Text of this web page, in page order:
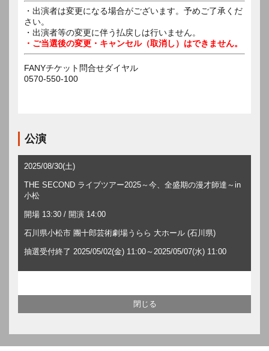
・出演者は変更になる場合がございます。予めご了承くだ
さい。
・出演者等の変更に伴う払戻しは行いません。
・ご当選後の変更・キャンセル（取消し）はできません。
FANYチケット問合せダイヤル
0570-550-100
公演
2025/08/30(土)
THE SECOND ライブツアー2025～今、全盛期の漫才師達～in
小松
開場 13:30 / 開演 14:00
石川県小松市 團十郎芸術劇場うらら 大ホール (石川県)
抽選受付終了 2025/05/02(金) 11:00～2025/05/07(水) 11:00